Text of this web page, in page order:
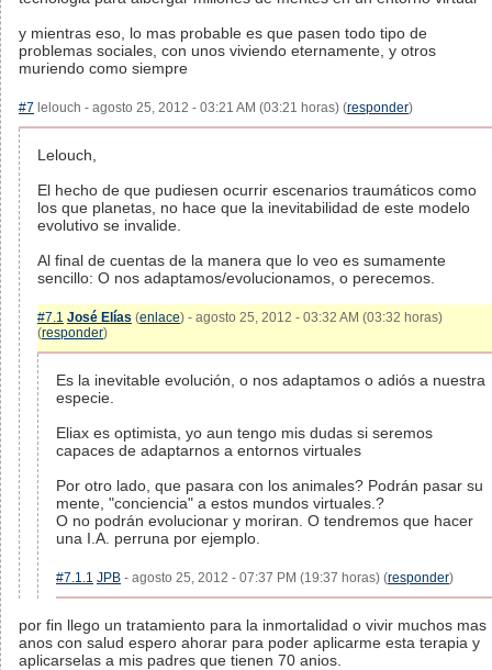
y mientras eso, lo mas probable es que pasen todo tipo de
problemas sociales, con unos viviendo eternamente, y otros
muriendo como siempre
#7 lelouch - agosto 25, 2012 - 03:21 AM (03:21 horas) (responder)
Lelouch,
El hecho de que pudiesen ocurrir escenarios traumáticos como
los que planetas, no hace que la inevitabilidad de este modelo
evolutivo se invalide.
Al final de cuentas de la manera que lo veo es sumamente
sencillo: O nos adaptamos/evolucionamos, o perecemos.
#7.1 José Elías (enlace) - agosto 25, 2012 - 03:32 AM (03:32 horas)
(responder)
Es la inevitable evolución, o nos adaptamos o adiós a nuestra
especie.
Eliax es optimista, yo aun tengo mis dudas si seremos
capaces de adaptarnos a entornos virtuales
Por otro lado, que pasara con los animales? Podrán pasar su
mente, "conciencia" a estos mundos virtuales.?
O no podrán evolucionar y moriran. O tendremos que hacer
una I.A. perruna por ejemplo.
#7.1.1 JPB - agosto 25, 2012 - 07:37 PM (19:37 horas) (responder)
por fin llego un tratamiento para la inmortalidad o vivir muchos mas
anos con salud espero ahorar para poder aplicarme esta terapia y
aplicarselas a mis padres que tienen 70 anios.